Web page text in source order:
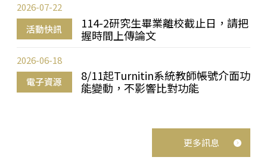
活動快訊
114-2研究生畢業離校截止日，請把
握時間上傳論文
2026-07-22
電子資源
8/11起Turnitin系統教師帳號介面功
能變動，不影響比對功能
2026-06-18
更多訊息